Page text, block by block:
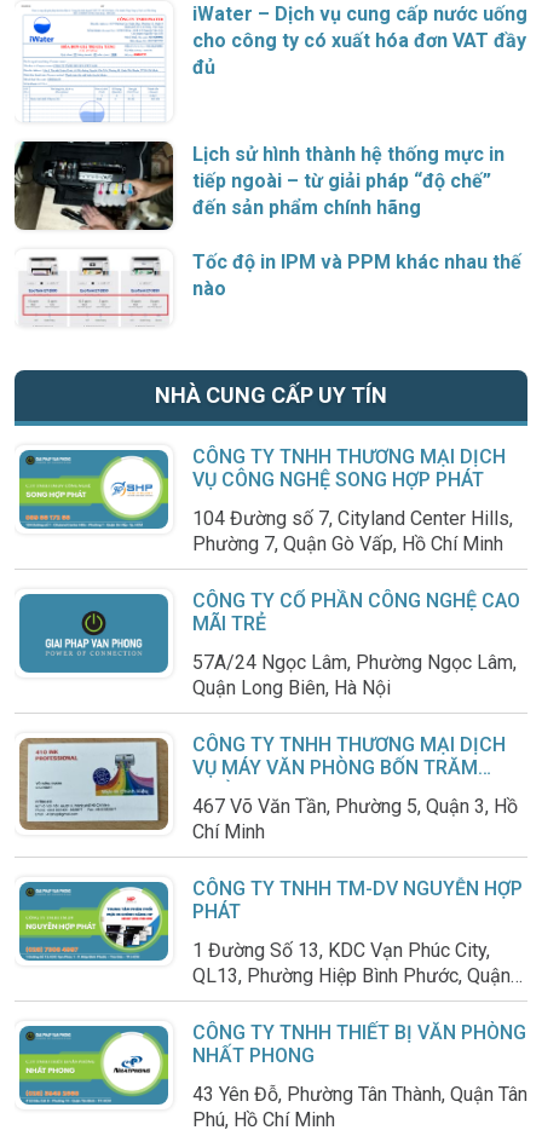
iWater – Dịch vụ cung cấp nước uống
cho công ty có xuất hóa đơn VAT đầy
đủ
Lịch sử hình thành hệ thống mực in
tiếp ngoài – từ giải pháp “độ chế”
đến sản phẩm chính hãng
Tốc độ in IPM và PPM khác nhau thế
nào
NHÀ CUNG CẤP UY TÍN
CÔNG TY TNHH THƯƠNG MẠI DỊCH
VỤ CÔNG NGHỆ SONG HỢP PHÁT
104 Đường số 7, Cityland Center Hills,
Phường 7, Quận Gò Vấp, Hồ Chí Minh
CÔNG TY CỔ PHẦN CÔNG NGHỆ CAO
MÃI TRẺ
57A/24 Ngọc Lâm, Phường Ngọc Lâm,
Quận Long Biên, Hà Nội
CÔNG TY TNHH THƯƠNG MẠI DỊCH
VỤ MÁY VĂN PHÒNG BỐN TRĂM
467 Võ Văn Tần, Phường 5, Quận 3, Hồ
Chí Minh
CÔNG TY TNHH TM-DV NGUYỄN HỢP
PHÁT
1 Đường Số 13, KDC Vạn Phúc City,
QL13, Phường Hiệp Bình Phước, Quận
Thủ Đức, Hồ Chí Minh
CÔNG TY TNHH THIẾT BỊ VĂN PHÒNG
NHẤT PHONG
43 Yên Đỗ, Phường Tân Thành, Quận Tân
Phú, Hồ Chí Minh